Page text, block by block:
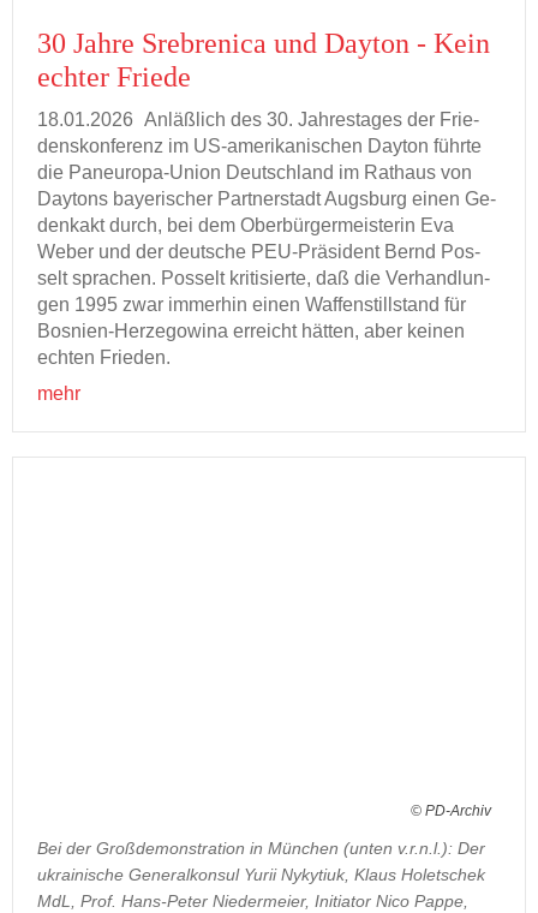
30 Jahre Sre­bre­ni­ca und Day­ton - Kein
ech­ter Frie­de
18.01.2026 An­läß­lich des 30. Jah­res­ta­ges der Frie­
dens­kon­fe­renz im US-​amerikanischen Day­ton führ­te
die Paneuropa-​Union Deutsch­land im Rat­haus von
Day­tons baye­ri­scher Part­ner­stadt Augs­burg einen Ge­
denk­akt durch, bei dem Ober­bür­ger­meis­te­rin Eva
Weber und der deut­sche PEU-​Präsident Bernd Pos­
selt spra­chen. Pos­selt kri­ti­sier­te, daß die Ver­hand­lun­
gen 1995 zwar im­mer­hin einen Waf­fen­still­stand für
Bosnien-​Herzegowina er­reicht hät­ten, aber kei­nen
ech­ten Frie­den.
mehr
© PD-Archiv
Bei der Großdemonstration in München (unten v.r.n.l.): Der
ukrainische Generalkonsul Yurii Nykytiuk, Klaus Holetschek
MdL, Prof. Hans-Peter Niedermeier, Initiator Nico Pappe,